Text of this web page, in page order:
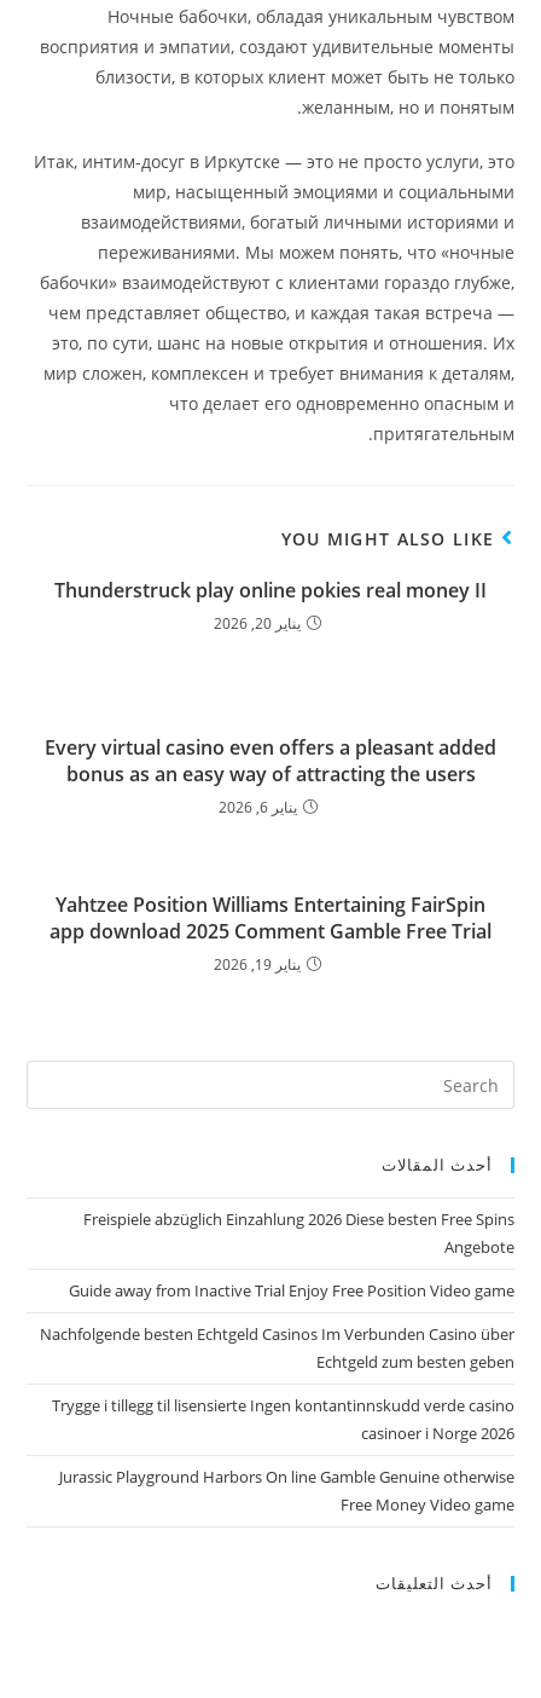
Ночные бабочки, обладая уникальным чувством
восприятия и эмпатии, создают удивительные моменты
близости, в которых клиент может быть не только
желанным, но и понятым.
Итак, интим-досуг в Иркутске — это не просто услуги, это
мир, насыщенный эмоциями и социальными
взаимодействиями, богатый личными историями и
переживаниями. Мы можем понять, что «ночные
бабочки» взаимодействуют с клиентами гораздо глубже,
чем представляет общество, и каждая такая встреча —
это, по сути, шанс на новые открытия и отношения. Их
мир сложен, комплексен и требует внимания к деталям,
что делает его одновременно опасным и
притягательным.
YOU MIGHT ALSO LIKE
Thunderstruck play online pokies real money II
يناير 20, 2026
Every virtual casino even offers a pleasant added
bonus as an easy way of attracting the users
يناير 6, 2026
Yahtzee Position Williams Entertaining FairSpin
app download 2025 Comment Gamble Free Trial
يناير 19, 2026
أحدث المقالات
Freispiele abzüglich Einzahlung 2026 Diese besten Free Spins
Angebote
Guide away from Inactive Trial Enjoy Free Position Video game
Nachfolgende besten Echtgeld Casinos Im Verbunden Casino über
Echtgeld zum besten geben
Trygge i tillegg til lisensierte Ingen kontantinnskudd verde casino
casinoer i Norge 2026
Jurassic Playground Harbors On line Gamble Genuine otherwise
Free Money Video game
أحدث التعليقات